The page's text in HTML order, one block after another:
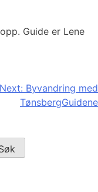
Guide er Lene
Next: Byvandring med
TønsbergGuidene